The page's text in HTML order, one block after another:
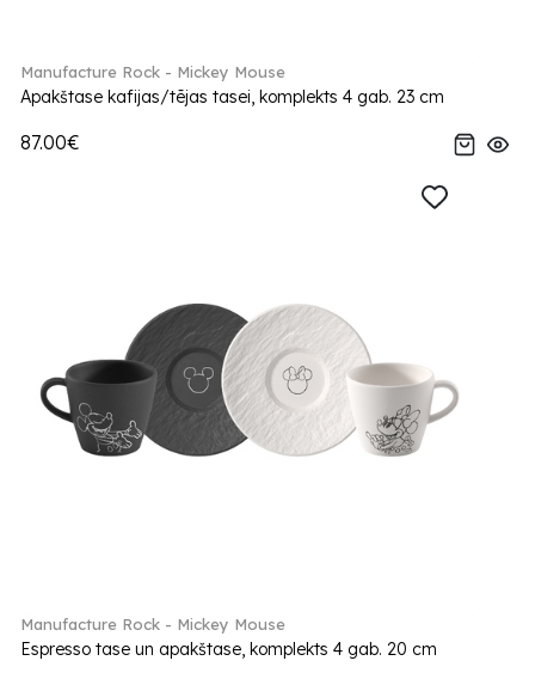
Manufacture Rock - Mickey Mouse
Apakštase kafijas/tējas tasei, komplekts 4 gab. 23 cm
87.00€
Manufacture Rock - Mickey Mouse
Espresso tase un apakštase, komplekts 4 gab. 20 cm